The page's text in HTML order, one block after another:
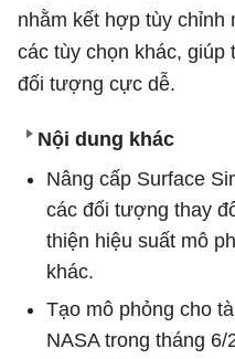
nhằm kết hợp tùy chỉnh
các tùy chọn khác, giúp
đối tượng cực dễ.
Nội dung khác
Nâng cấp Surface
các đối tượng thay
thiện hiệu suất mô
khác.
Tạo mô phỏng cho
NASA trong tháng